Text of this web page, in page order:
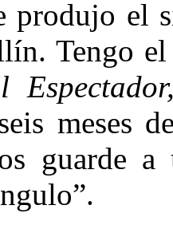
produjo el
Tengo
meses
guarde